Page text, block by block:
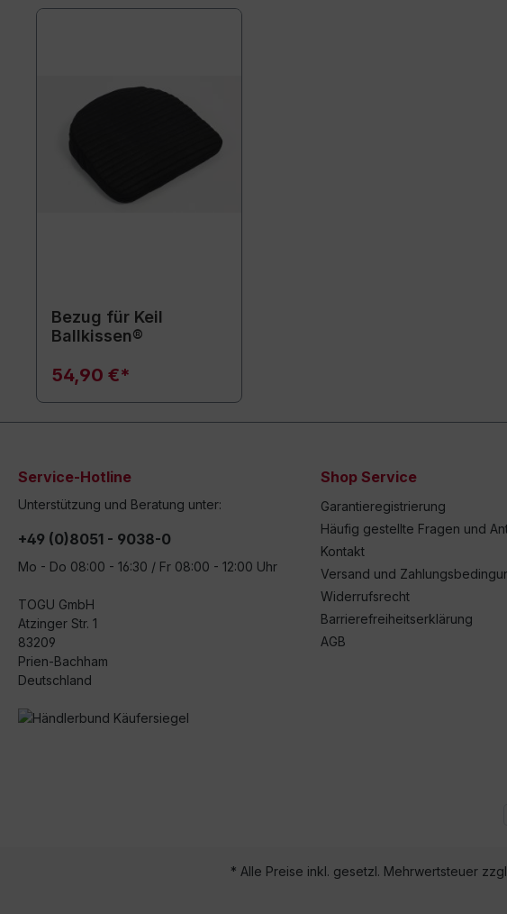
Bezug für Keil
Ballkissen®
54,90 €*
Service-Hotline
Unterstützung und Beratung unter:
+49 (0)8051 - 9038-0
Mo - Do 08:00 - 16:30 / Fr 08:00 - 12:00 Uhr
TOGU GmbH
Atzinger Str. 1
83209
Prien-Bachham
Deutschland
Shop Service
Garantieregistrierung
Häufig gestellte Fragen und
Kontakt
Versand und
Widerrufsrecht
Barrierefreiheitserklärung
AGB
* Alle Preise inkl. gesetzl. Mehrwertsteuer